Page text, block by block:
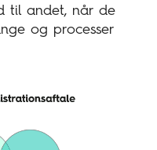
til andet, når de
og processer